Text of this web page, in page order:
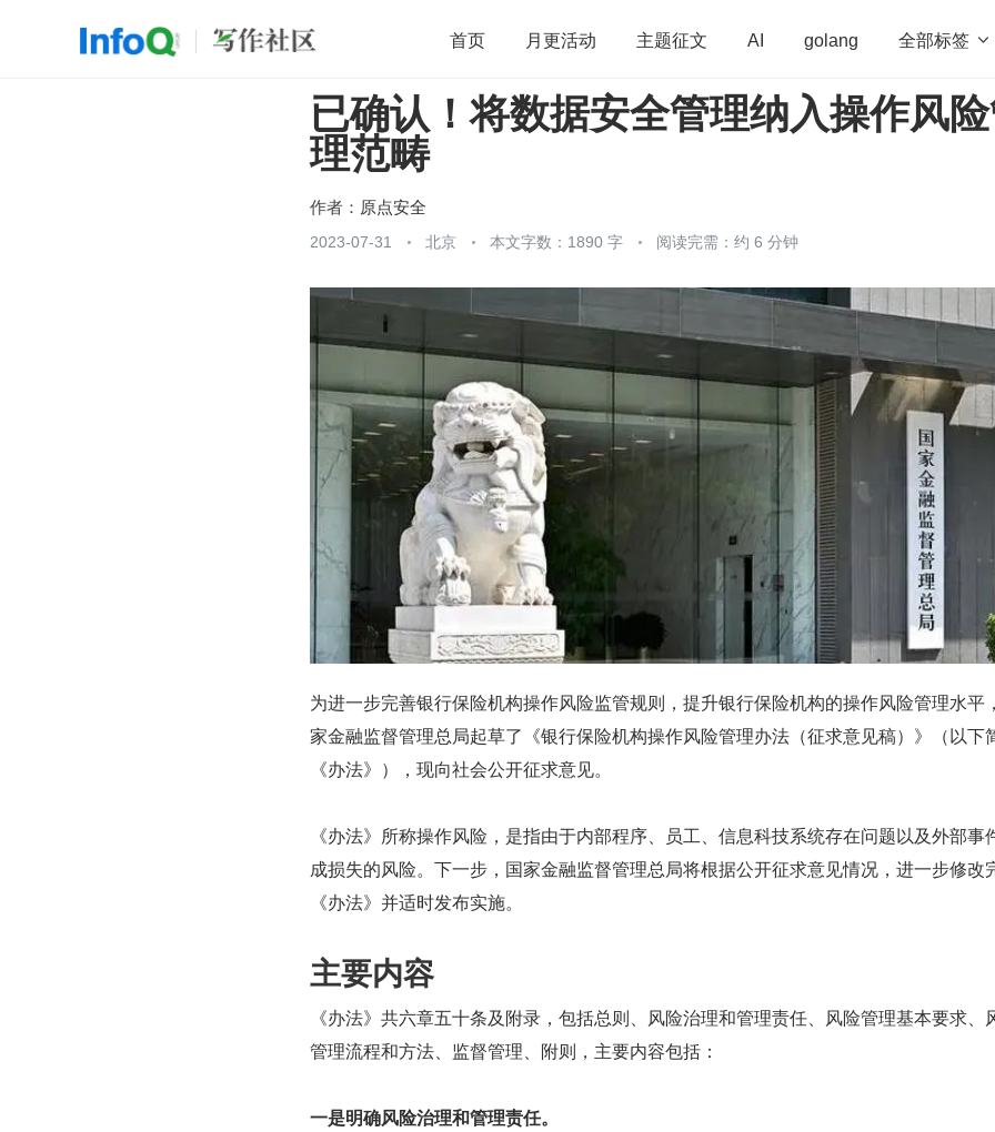
首页 月更活动 主题征文 AI golang 全部标签 
开源 架构 OpenHarmony 算法 学习方法 Web3.0 高
团队管理
已确认！将数据安全管理纳入操作风
理范畴
作者： 原点安全
2023-07-31 北京 本文字数：1890 字 阅读完需：约 6 分钟
为进一步完善银行保险机构操作风险监管规则，提升银行保险机构的操作风险管理水平
家金融监督管理总局起草了《银行保险机构操作风险管理办法（征求意见稿）》（以下
《办法》），现向社会公开征求意见。
《办法》所称操作风险，是指由于内部程序、员工、信息科技系统存在问题以及外部事
成损失的风险。下一步，国家金融监督管理总局将根据公开征求意见情况，进一步修改
《办法》并适时发布实施。
主要内容
《办法》共六章五十条及附录，包括总则、风险治理和管理责任、风险管理基本要求、
管理流程和方法、监督管理、附则，主要内容包括：
一是明确风险治理和管理责任。